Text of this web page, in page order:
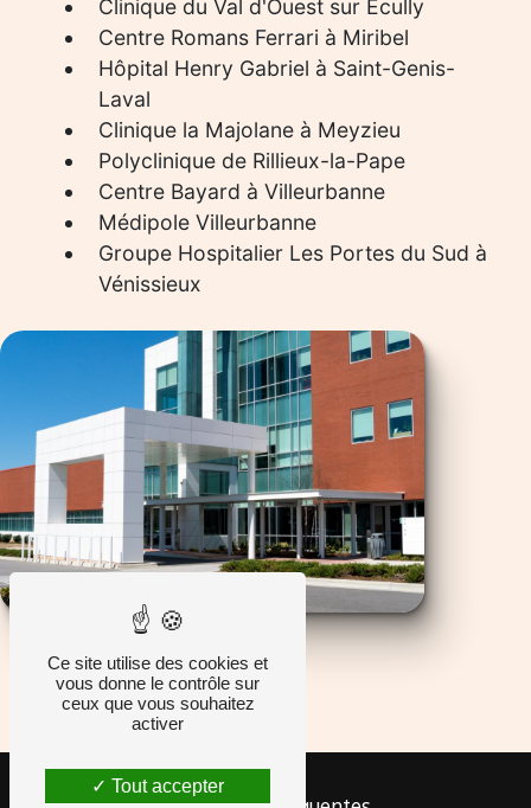
Clinique du Val d'Ouest sur Écully
Centre Romans Ferrari à Miribel
Hôpital Henry Gabriel à Saint-Genis-
Laval
Clinique la Majolane à Meyzieu
Polyclinique de Rillieux-la-Pape
Centre Bayard à Villeurbanne
Médipole Villeurbanne
Groupe Hospitalier Les Portes du Sud à
Vénissieux
Ce site utilise des cookies et
vous donne le contrôle sur
ceux que vous souhaitez
activer
Tout accepter